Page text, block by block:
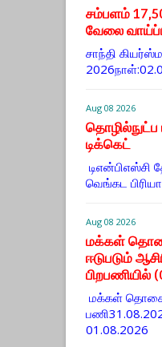
சம்பளம்
வேலை
சாந்தி
Aug 08 2026
தொழில்நுட்ப
டிக்கெட்
டிஎன்​பிஎஸ்சி
வெங்கட பிரியா
Aug 08 2026
மக்கள்
ஈடுபடும்
பிறபணியில்
மக்கள் தொகை
01.08.2026